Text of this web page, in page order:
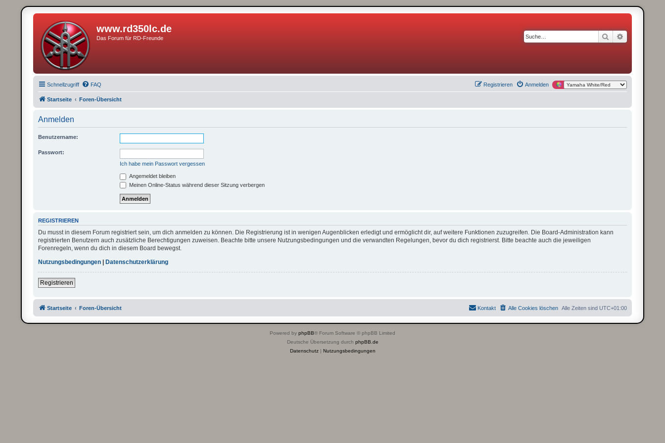
www.rd350lc.de
Das Forum für RD-Freunde Suche
Schnellzugriff FAQ Anmelden
Registrieren
Startseite Foren-Übersicht
Anmelden
Benutzername:
Passwort:
Ich habe mein Passwort vergessen
Angemeldet bleiben
Meinen Online-Status während dieser Sitzung verbergen
REGISTRIEREN
Du musst in diesem Forum registriert sein, um dich anmelden zu können. Die Registrierung ist in wenigen Augenblicken erledigt und ermöglicht dir, auf weitere Funktionen zuzugreifen. Die Board-Administration kann
registrierten Benutzern auch zusätzliche Berechtigungen zuweisen. Beachte bitte unsere Nutzungsbedingungen und die verwandten Regelungen, bevor du dich registrierst. Bitte beachte auch die jeweiligen
Forenregeln, wenn du dich in diesem Board bewegst.
Nutzungsbedingungen |Datenschutzerklärung
Registrieren
Startseite Foren-Übersicht Alle Zeiten sind UTC+01:00
Alle Cookies löschen
Kontakt
Powered by phpBB® Forum Software © phpBB Limited
Deutsche Übersetzung durch phpBB.de
Datenschutz| Nutzungsbedingungen